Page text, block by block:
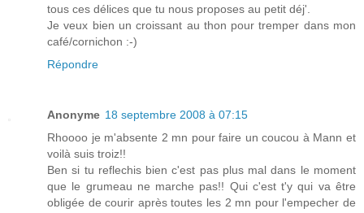
tous ces délices que tu nous proposes au petit déj'.
Je veux bien un croissant au thon pour tremper dans mon
café/cornichon :-)
Répondre
Anonyme 18 septembre 2008 à 07:15
Rhoooo je m'absente 2 mn pour faire un coucou à Mann et
voilà suis troiz!!
Ben si tu reflechis bien c'est pas plus mal dans le moment
que le grumeau ne marche pas!! Qui c'est t'y qui va être
obligée de courir après toutes les 2 mn pour l'empecher de